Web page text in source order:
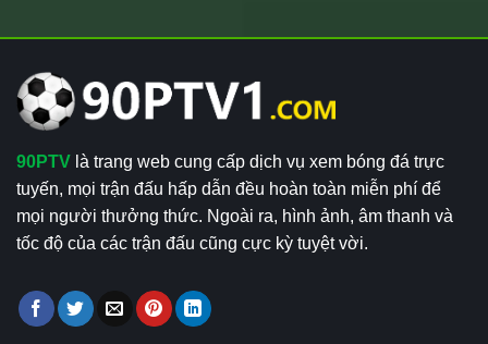
90PTV là trang web cung cấp dịch vụ xem bóng đá trực
tuyến, mọi trận đấu hấp dẫn đều hoàn toàn miễn phí để
mọi người thưởng thức. Ngoài ra, hình ảnh, âm thanh và
tốc độ của các trận đấu cũng cực kỳ tuyệt vời.